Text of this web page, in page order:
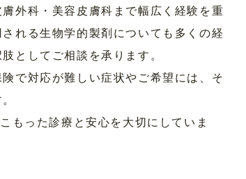
外科・美容皮膚科まで幅広く経験を重
れる生物学的製剤についても多くの経
としてご相談を承ります。
で対応が難しい症状やご希望には、そ
もった診療と安心を大切にしていま